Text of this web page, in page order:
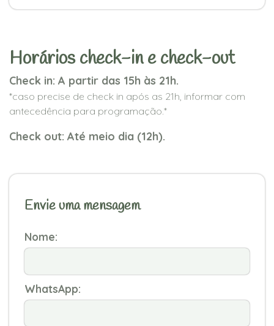
Horários check-in e check-out
Check in: A partir das 15h às 21h.
*caso precise de check in após as 21h, informar com
antecedência para programação.*
Check out: Até meio dia (12h).
Envie uma mensagem
Nome:
WhatsApp: